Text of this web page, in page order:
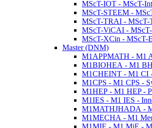
MScT-IOT - MScT-
MScT-STEEM -
MScT-TRAI - MScT-
MScT-ViCAI -
MScT-XCin - MScT-
Master (DNM)
M1APPMATH - M1
M1BIOHEA - M1
M1CHEINT - M1 CI
M1CPS - M1 CPS -
M1HEP - M1 HEP -
M1IES - M1 IES -
M1MATHJHADA -
M1MECHA - M1
M1MIE - M1 MiE -